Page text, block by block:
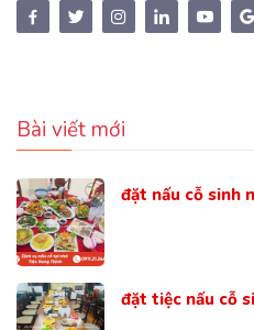
Bài viết mới
đặt nấu cỗ sinh
đặt tiệc nấu cỗ